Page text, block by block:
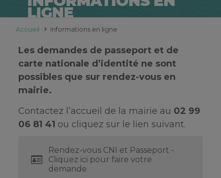
LIGNE
Accueil Informations en ligne
Les demandes de passeport et de
carte nationale d’identité ne sont
possibles que sur rendez-vous en
mairie.
Contactez l’accueil de la mairie au 02 99
06 81 41 ou cliquez sur le lien suivant.
Rendez-vous CNI et Passeport -
Cliquez ici pour faire votre
demande